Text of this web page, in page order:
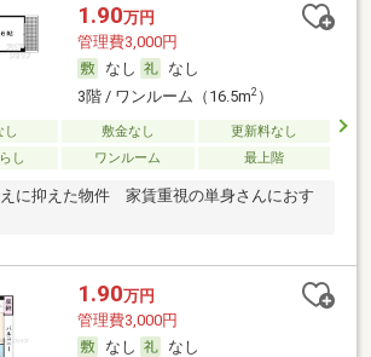
1.90万円
管理費3,000円
なし
なし
3階 / ワンルーム（16.5m2）
し 敷金なし
更新料なし
し
ワンルーム 最上階
に抑えた物件 家賃重視の単身さんにおす
1.90万円
管理費3,000円
なし
なし